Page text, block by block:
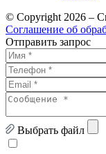
© Copyright 2026 –
Соглашение об
Отправить запрос
Выбрать файл